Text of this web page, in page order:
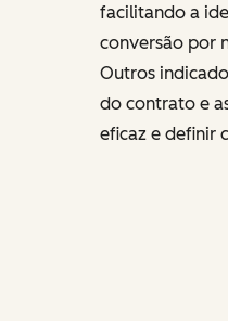
facilitando a
conversão por
Outros
do contrato e
eficaz e definir